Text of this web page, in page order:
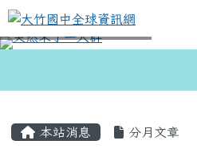
跳至主內容區
大竹國中全球資訊網
本站消息 分月文章